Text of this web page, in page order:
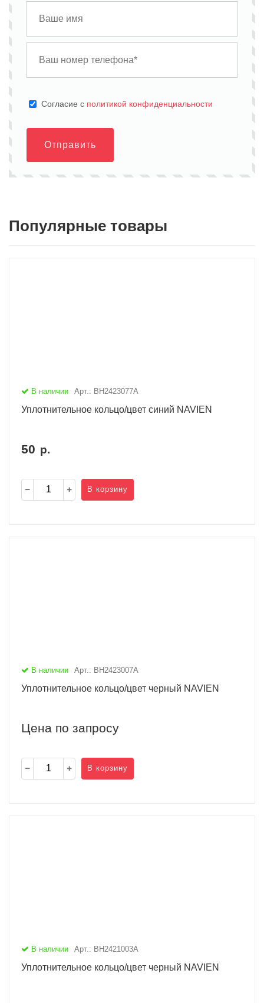
Cогласие с политикой конфиденциальности
Отправить
Популярные товары
В наличии Арт.: BH2423077A
Уплотнительное кольцо/цвет синий NAVIEN
50 р.
В корзину
В наличии Арт.: BH2423007A
Уплотнительное кольцо/цвет черный NAVIEN
Цена по запросу
В корзину
В наличии Арт.: BH2421003A
Уплотнительное кольцо/цвет черный NAVIEN